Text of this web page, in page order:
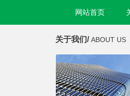
网站首页
关于我们/ABOUT US